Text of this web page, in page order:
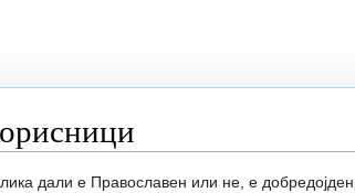
дали е Православен или не, е